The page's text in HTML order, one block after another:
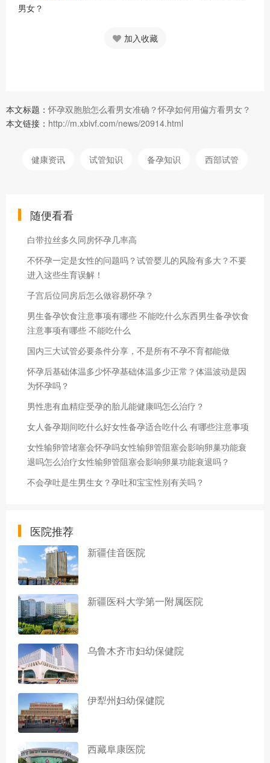
男女？
加入收藏
本文标题：怀孕双胞胎怎么看男女准确？怀孕如何用偏方看男女？
本文链接： http://m.xbivf.com/news/20914.html
健康资讯 试管知识 备孕知识 西部试管
随便看看
白带拉丝多久同房怀孕几率高
不怀孕一定是女性的问题吗？试管婴儿的风险有多大？不要
进入这些生育误解！
子宫后位同房后怎么做容易怀孕？
男生备孕饮食注意事项有哪些 不能吃什么东西男生备孕饮食
注意事项有哪些 不能吃什么
国内三大试管必要条件分享，不是所有不孕不育都能做
怀孕后基础体温多少怀孕基础体温多少正常？体温波动是因
为怀孕吗？
男性患有血精症受孕的胎儿能健康吗怎么治疗？
女人备孕期间吃什么好女性备孕适合吃什么 有哪些注意事项
女性输卵管堵塞会怀孕吗女性输卵管阻塞会影响卵巢功能衰
退吗怎么治疗女性输卵管阻塞会影响卵巢功能衰退吗？
不会孕吐是生男生女？孕吐和宝宝性别有关吗？
医院推荐
新疆佳音医院
新疆医科大学第一附属医院
乌鲁木齐市妇幼保健院
伊犁州妇幼保健院
西藏阜康医院